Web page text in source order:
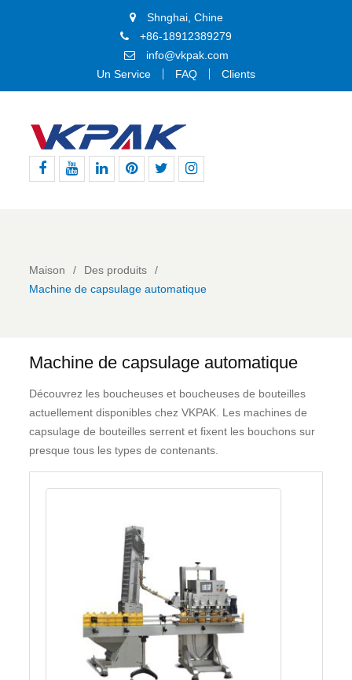
Shnghai, Chine
+86-18912389279
info@vkpak.com
Un Service
FAQ Clients
Maison
Des produits
Machine de capsulage automatique
Machine de capsulage automatique
Découvrez les boucheuses et boucheuses de bouteilles
actuellement disponibles chez VKPAK. Les machines de
capsulage de bouteilles serrent et fixent les bouchons sur
presque tous les types de contenants.